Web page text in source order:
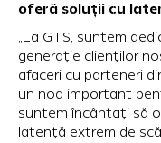
oferă soluții cu
„La GTS, suntem
generație clienților
afaceri cu parteneri
un nod important
suntem încântați să
latență extrem de